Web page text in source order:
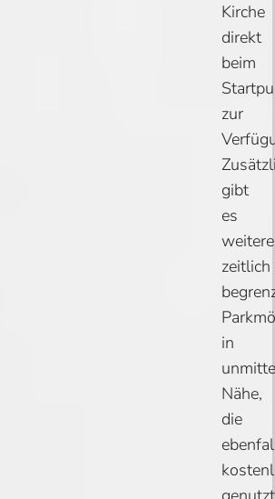
Kirche
direkt
beim
zur
gibt
es
zeitlich
in
Nähe,
die